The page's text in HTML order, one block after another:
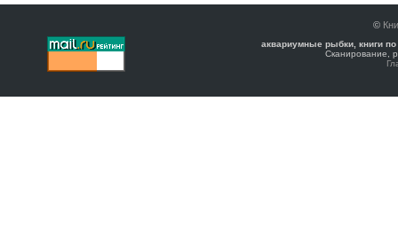
©
аквариумные рыбки, книги
Сканирование,